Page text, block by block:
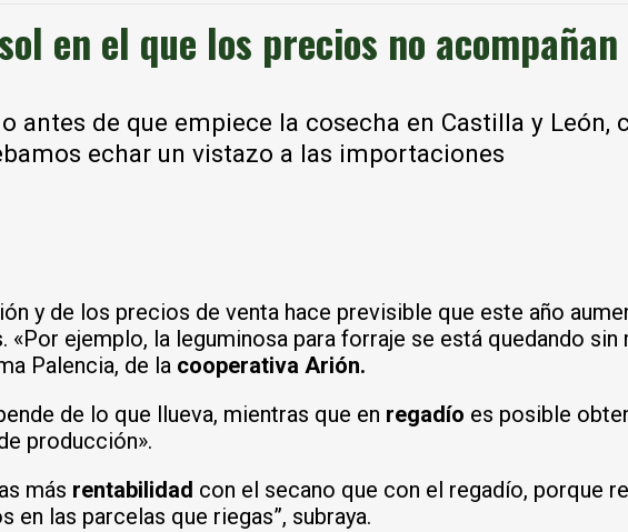
en el que los precios no acompañan
antes de que empiece la cosecha en Castilla y León,
echar un vistazo a las importaciones
y de los precios de venta hace previsible que este año
ejemplo, la leguminosa para forraje se está quedando
Palencia, de la cooperativa Arión.
de lo que llueva, mientras que en regadío es posible
producción».
más rentabilidad con el secano que con el regadío, porque
en las parcelas que riegas”, subraya.